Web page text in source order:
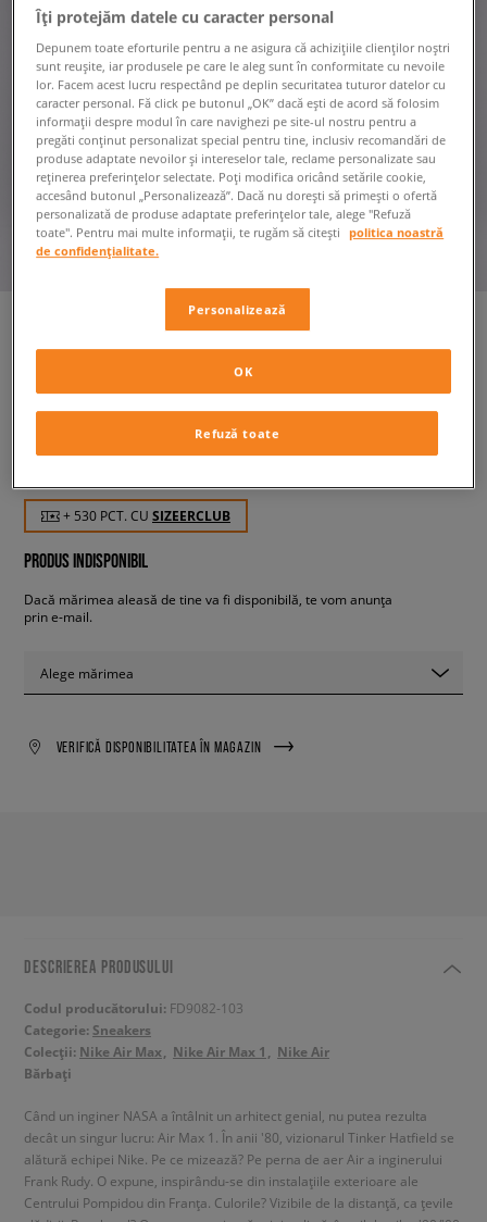
bărbați, sneakers
+ 530 PCT. CU SIZEERCLUB
PRODUS INDISPONIBIL
Dacă mărimea aleasă de tine va fi disponibilă, te vom anunța
prin e-mail.
Alege mărimea
VERIFICĂ DISPONIBILITATEA ÎN MAGAZIN
DESCRIEREA PRODUSULUI
Codul producătorului: FD9082-103
Categorie: Sneakers
Colecții: Nike Air Max Nike Air Max 1
Nike Air
Bărbați
Când un inginer NASA a întâlnit un arhitect genial, nu putea rezulta
decât un singur lucru: Air Max 1. În anii '80, vizionarul Tinker Hatfield se
alătură echipei Nike. Pe ce mizează? Pe perna de aer Air a inginerului
Frank Rudy. O expune, inspirându-se din instalațiile exterioare ale
Centrului Pompidou din Franța. Culorile? Vizibile de la distanță, ca țevile
Îți protejăm datele cu caracter personal
Depunem toate eforturile pentru a ne asigura că achizițiile clienților noștri
sunt reușite, iar produsele pe care le aleg sunt în conformitate cu nevoile
lor. Facem acest lucru respectând pe deplin securitatea tuturor datelor cu
caracter personal. Fă click pe butonul „OK” dacă ești de acord să folosim
informații despre modul în care navighezi pe site-ul nostru pentru a
pregăti conținut personalizat special pentru tine, inclusiv recomandări de
produse adaptate nevoilor și intereselor tale, reclame personalizate sau
reținerea preferințelor selectate. Poți modifica oricând setările cookie,
accesând butonul „Personalizează”. Dacă nu dorești să primești o ofertă
personalizată de produse adaptate preferințelor tale, alege "Refuză
toate". Pentru mai multe informații, te rugăm să citești
politica noastră
de confidențialitate.
Personalizează
Refuză toate
OK